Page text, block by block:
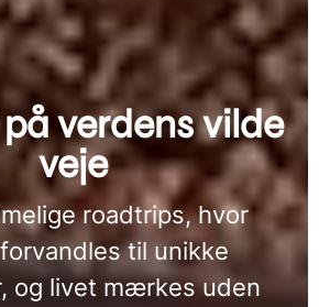
verdens vilde
veje
roadtrips, hvor
til unikke
og livet mærkes uden